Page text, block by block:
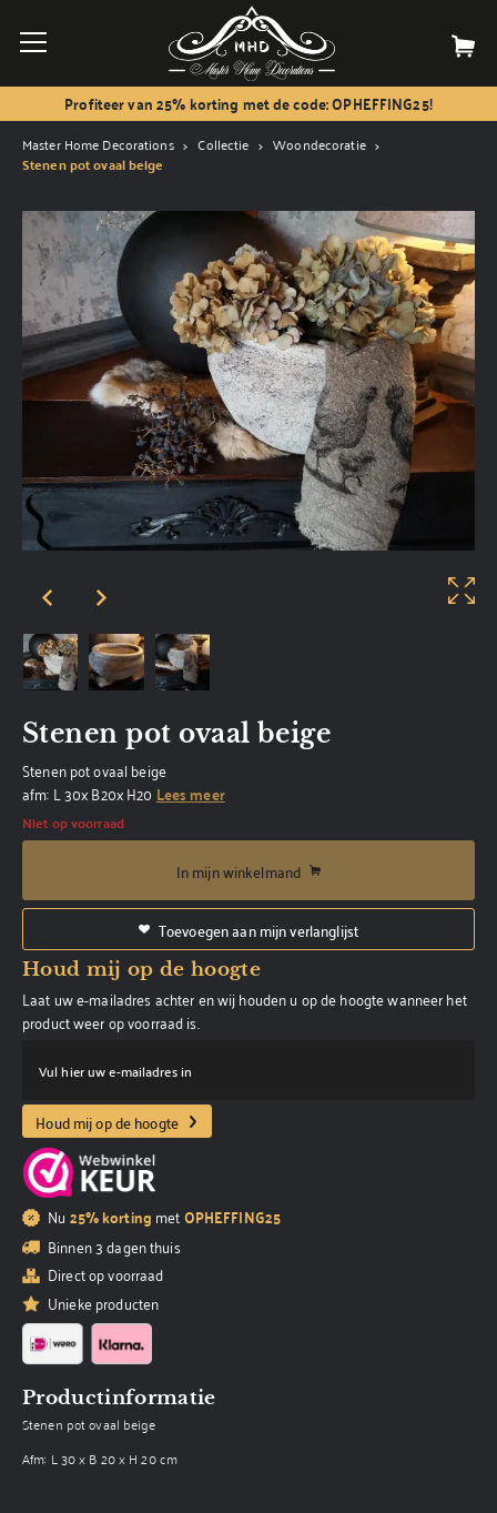
Profiteer van 25% korting met de code: OPHEFFING25!
Master Home Decorations Collectie Woondecoratie
Stenen pot ovaal beige
Stenen pot ovaal beige
Stenen pot ovaal beige
afm: L 30x B20x H20Lees meer
Niet op voorraad
In mijn winkelmand
Toevoegen aan mijn verlanglijst
Houd mij op de hoogte
Laat uw e-mailadres achter en wij houden u op de hoogte wanneer het
product weer op voorraad is.
Vul hier uw e-mailadres in
Houd mij op de hoogte
Nu 25% korting metOPHEFFING25
Binnen 3 dagen thuis
Direct op voorraad
Unieke producten
Productinformatie
Stenen pot ovaal beige
Afm: L 30 x B 20 x H 20 cm